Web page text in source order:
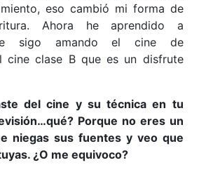
eso cambió mi forma de
Ahora he aprendido a
sigo amando el cine de
cine clase B que es un disfrute
del cine y su técnica en tu
Porque no eres un
niegas sus fuentes y veo que
¿O me equivoco?